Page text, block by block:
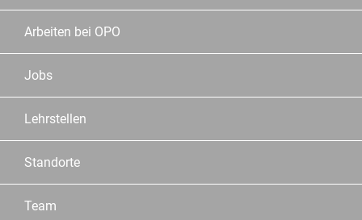
Arbeiten bei OPO
Jobs
Lehrstellen
Standorte
Team